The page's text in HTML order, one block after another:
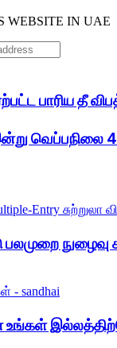
WEBSITE IN UAE
பாரிய தீ
வெப்பநிலை